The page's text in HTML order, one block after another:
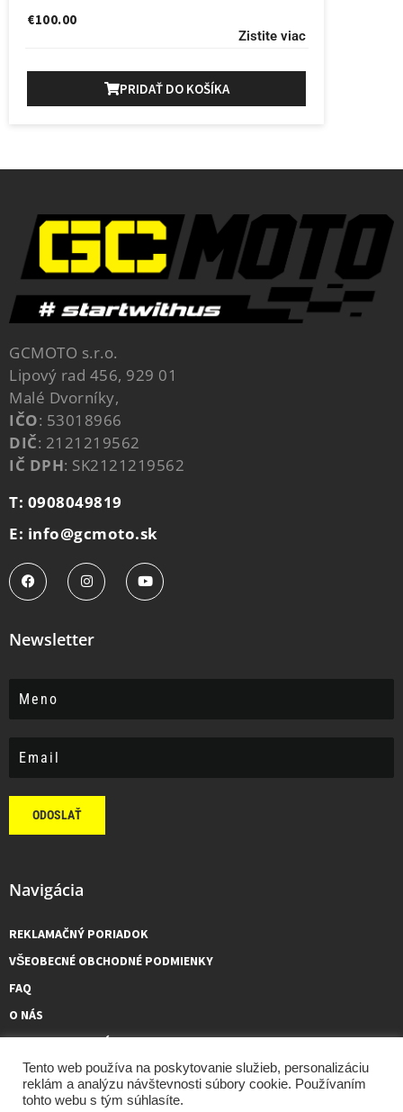
€100.00
Zistite viac
PRIDAŤ DO KOŠÍKA
GCMOTO s.r.o.
Lipový rad 456, 929 01
Malé Dvorníky,
IČO: 53018966
DIČ: 2121219562
IČ DPH: SK2121219562
T: 0908049819
E: info@gcmoto.sk
Newsletter
ODOSLAŤ
Navigácia
REKLAMAČNÝ PORIADOK
VŠEOBECNÉ OBCHODNÉ PODMIENKY
FAQ
O NÁS
KONTAKTUJTE NÁS
Tento web používa na poskytovanie služieb, personalizáciu
reklám a analýzu návštevnosti súbory cookie. Používaním
tohto webu s tým súhlasíte.